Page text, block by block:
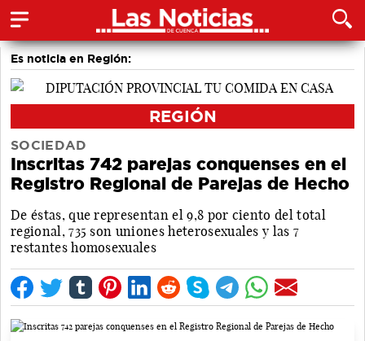
Es noticia en Región:
REGIÓN
SOCIEDAD
Inscritas 742 parejas conquenses en el
Registro Regional de Parejas de Hecho
De éstas, que representan el 9,8 por ciento del total
regional, 735 son uniones heterosexuales y las 7
restantes homosexuales